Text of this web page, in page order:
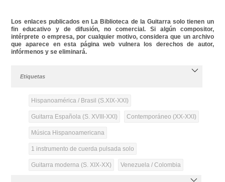
Los enlaces publicados en La Biblioteca de la Guitarra solo tienen un
fin educativo y de difusión, no comercial. Si algún compositor,
intérprete o empresa, por cualquier motivo, considera que un archivo
que aparece en esta página web vulnera los derechos de autor,
infórmenos y se eliminará.
Etiquetas
Hispanoamérica / Brasil (S.XIX-XXI)
Guitarra Española (S. XVIII-XXI) Contemporáneo (XX-XXI)
Música Hispanoamericana
1 instrumento de cuerda pulsada solo
Guitarra moderna (S. XIX-XX) Venezuela / Colombia